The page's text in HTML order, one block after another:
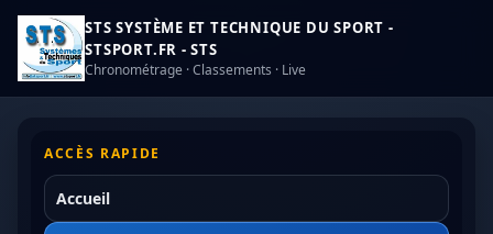
STS SYSTÈME ET TECHNIQUE DU SPORT -
STSPORT.FR - STS
Chronométrage · Classements · Live
ACCÈS RAPIDE
Accueil